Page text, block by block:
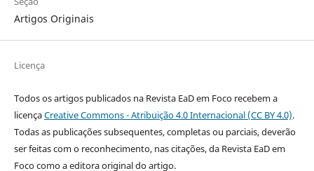
Artigos Originais
Licença
Todos os artigos publicados na Revista EaD em Foco recebem a
licençaCreative Commons - Atribuição 4.0 Internacional (CC BY 4.0).
Todas as publicações subsequentes, completas ou parciais, deverão
ser feitas com o reconhecimento, nas citações, da Revista EaD em
Foco como a editora original do artigo.